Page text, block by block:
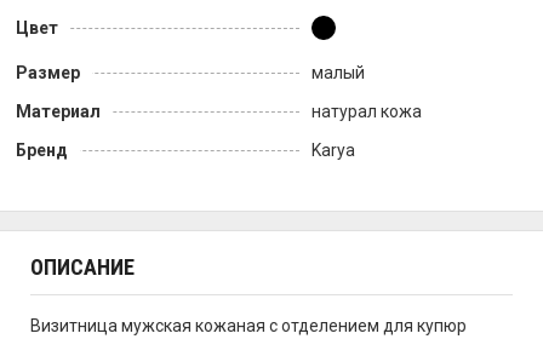
Цвет
Размер
малый
Материал
натурал кожа
Бренд
Karya
ОПИСАНИЕ
Визитница мужская кожаная с отделением для купюр